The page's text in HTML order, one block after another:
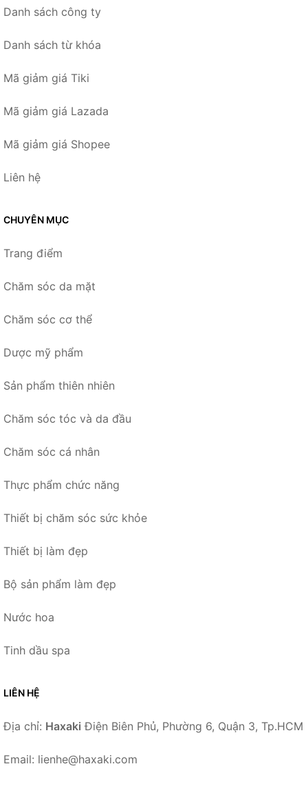
Danh sách công ty
Danh sách từ khóa
Mã giảm giá Tiki
Mã giảm giá Lazada
Mã giảm giá Shopee
Liên hệ
CHUYÊN MỤC
Trang điểm
Chăm sóc da mặt
Chăm sóc cơ thể
Dược mỹ phẩm
Sản phẩm thiên nhiên
Chăm sóc tóc và da đầu
Chăm sóc cá nhân
Thực phẩm chức năng
Thiết bị chăm sóc sức khỏe
Thiết bị làm đẹp
Bộ sản phẩm làm đẹp
Nước hoa
Tinh dầu spa
LIÊN HỆ
Địa chỉ: Haxaki Điện Biên Phủ, Phường 6, Quận 3, Tp.HCM
Email: lienhe@haxaki.com